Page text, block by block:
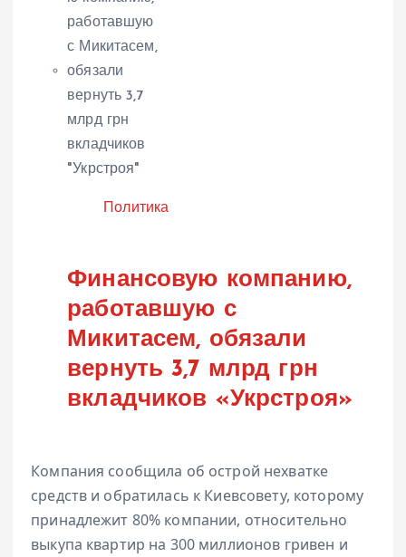
КатегорияПолитика
Финансовую компанию,
работавшую с
Микитасем, обязали
вернуть 3,7 млрд грн
вкладчиков «Укрстроя»
Компания сообщила об острой нехватке
средств и обратилась к Киевсовету, которому
принадлежит 80% компании, относительно
выкупа квартир на 300 миллионов гривен и